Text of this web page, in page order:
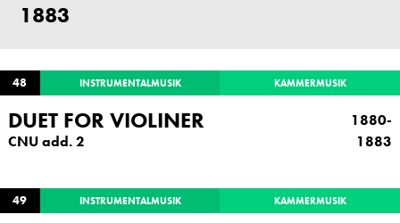
1883
48 INSTRUMENTALMUSIK KAMMERMUSIK
DUET FOR VIOLINER
CNU add. 2
1880-
1883
49 INSTRUMENTALMUSIK KAMMERMUSIK